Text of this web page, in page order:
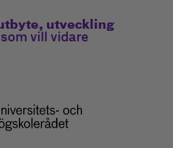
utveckling
vill vidare